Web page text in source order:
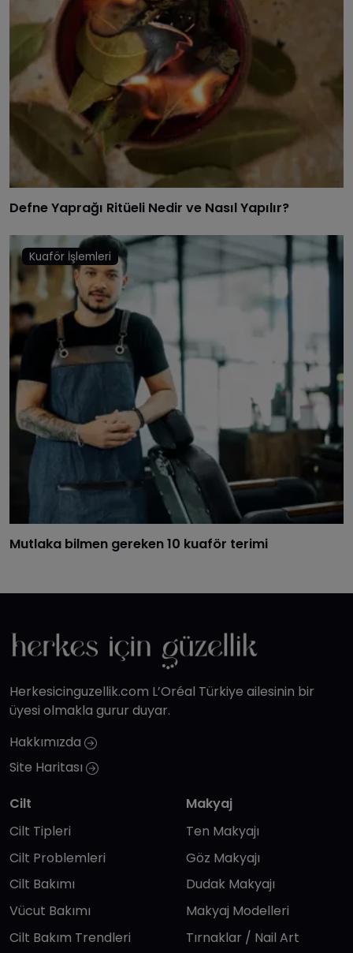
Defne Yaprağı Ritüeli Nedir ve Nasıl Yapılır?
Kuaför İşlemleri
​Mutlaka bilmen gereken 10 kuaför terimi
Herkesicinguzellik.com L’Oréal Türkiye ailesinin bir
üyesi olmakla gurur duyar.
Hakkımızda
Site Haritası
Cilt
Cilt Tipleri
Cilt Problemleri
Cilt Bakımı
Vücut Bakımı
Cilt Bakım Trendleri
Makyaj
Ten Makyajı
Göz Makyajı
Dudak Makyajı
Makyaj Modelleri
Tırnaklar / Nail Art